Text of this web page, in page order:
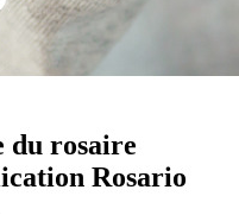
du rosaire
Rosario